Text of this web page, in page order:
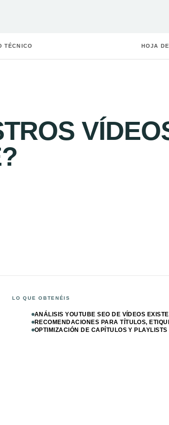
TÉCNICO HOJA
LO QUE OBTENÉIS
ANÁLISIS YOUTUBE SEO DE VÍDEOS
RECOMENDACIONES PARA TÍTULOS,
OPTIMIZACIÓN DE CAPÍTULOS Y PLAYLISTS